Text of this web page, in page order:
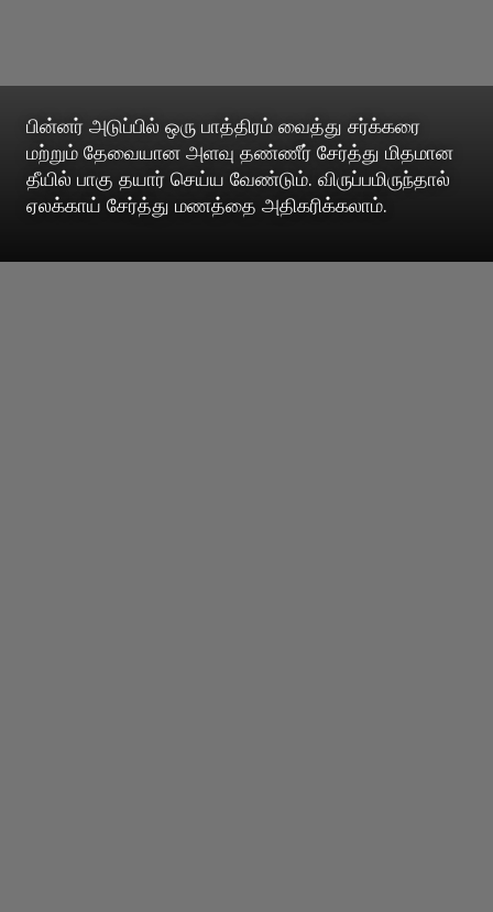
பின்னர் அடுப்பில் ஒரு பாத்திரம் வைத்து சர்க்கரை
மற்றும் தேவையான அளவு தண்ணீர் சேர்த்து மிதமான
தீயில் பாகு தயார் செய்ய வேண்டும். விருப்பமிருந்தால்
ஏலக்காய் சேர்த்து மணத்தை அதிகரிக்கலாம்.